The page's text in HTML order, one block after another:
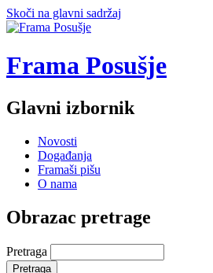
Skoči na glavni sadržaj
Frama Posušje
Glavni izbornik
Novosti
Događanja
Framaši pišu
O nama
Obrazac pretrage
Pretraga